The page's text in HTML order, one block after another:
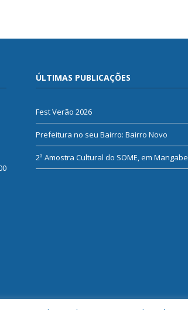
ÚLTIMAS PUBLICAÇÕES
Fest Verão 2026
Prefeitura no seu Bairro: Bairro Novo
2ª Amostra Cultural do SOME, em